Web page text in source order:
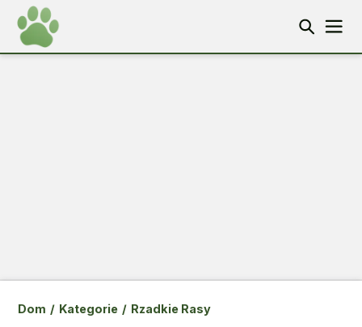
Dom / Kategorie / Rzadkie Rasy